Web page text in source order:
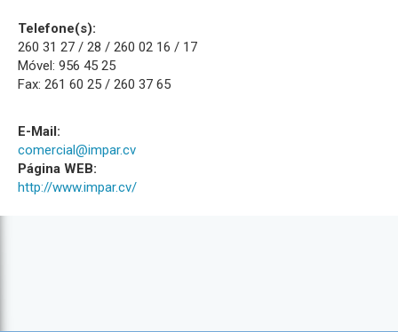
Telefone(s):
260 31 27 / 28 / 260 02 16 / 17
Móvel: 956 45 25
Fax: 261 60 25 / 260 37 65
E-Mail:
comercial@impar.cv
Página WEB:
http://www.impar.cv/